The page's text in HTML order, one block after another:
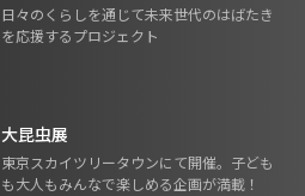
日々のくらしを通じて未来世代のはばたき
を応援するプロジェクト
大昆虫展
東京スカイツリータウンにて開催。子ども
も大人もみんなで楽しめる企画が満載！